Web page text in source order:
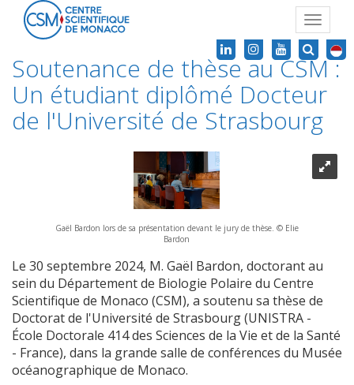
Toggle
Soutenance de thèse au CSM :
Un étudiant diplômé Docteur
de l'Université de Strasbourg
Gaël Bardon lors de sa présentation devant le jury de thèse. © Elie
Bardon
Le 30 septembre 2024, M. Gaël Bardon, doctorant au
sein du Département de Biologie Polaire du Centre
Scientifique de Monaco (CSM), a soutenu sa thèse de
Doctorat de l'Université de Strasbourg (UNISTRA -
École Doctorale 414 des Sciences de la Vie et de la Santé
- France), dans la grande salle de conférences du Musée
océanographique de Monaco.